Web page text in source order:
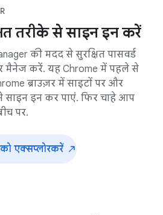
तरीके से साइन इन करें
की मदद से सुरक्षित पासवर्ड
मैनेज करें. यह Chrome में पहले से
ब्राउज़र में साइटों पर और
इन कर पाएं. फिर चाहे आप
पर.
एक्सप्लोरकरें